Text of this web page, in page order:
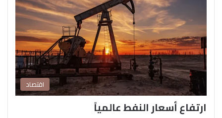
اقتصاد
ارتفاع أسعار النفط عالمياً